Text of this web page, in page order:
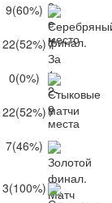
9(60%)
22(52%)7
0(0%)
22(52%)7
7(46%)
3(100%)